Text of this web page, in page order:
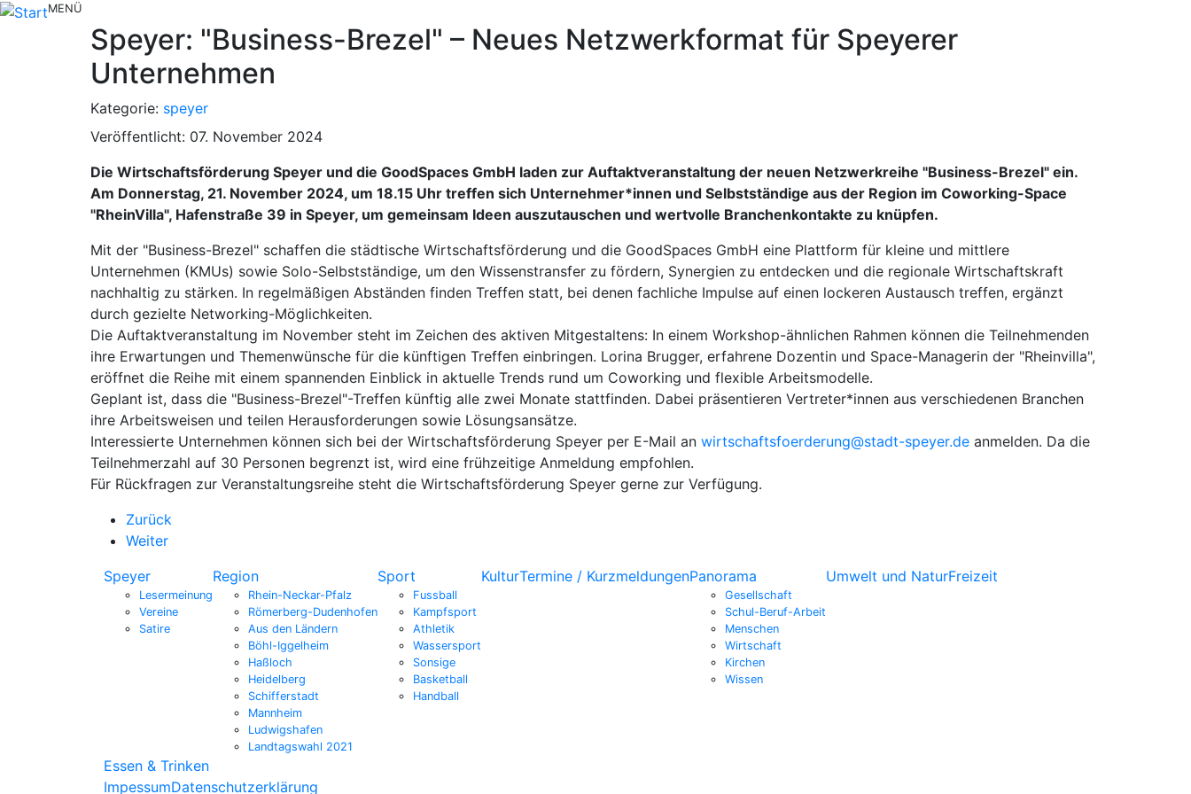
MENÜ
Speyer: "Business-Brezel" – Neues Netzwerkformat für Speyerer
Unternehmen
Kategorie: speyer
Veröffentlicht: 07. November 2024
Die Wirtschaftsförderung Speyer und die GoodSpaces GmbH laden zur Auftaktveranstaltung der neuen Netzwerkreihe "Business-Brezel" ein.
Am Donnerstag, 21. November 2024, um 18.15 Uhr treffen sich Unternehmer*innen und Selbstständige aus der Region im Coworking-Space
"RheinVilla", Hafenstraße 39 in Speyer, um gemeinsam Ideen auszutauschen und wertvolle Branchenkontakte zu knüpfen.
Mit der "Business-Brezel" schaffen die städtische Wirtschaftsförderung und die GoodSpaces GmbH eine Plattform für kleine und mittlere
Unternehmen (KMUs) sowie Solo-Selbstständige, um den Wissenstransfer zu fördern, Synergien zu entdecken und die regionale Wirtschaftskraft
nachhaltig zu stärken. In regelmäßigen Abständen finden Treffen statt, bei denen fachliche Impulse auf einen lockeren Austausch treffen, ergänzt
durch gezielte Networking-Möglichkeiten.
Die Auftaktveranstaltung im November steht im Zeichen des aktiven Mitgestaltens: In einem Workshop-ähnlichen Rahmen können die Teilnehmenden
ihre Erwartungen und Themenwünsche für die künftigen Treffen einbringen. Lorina Brugger, erfahrene Dozentin und Space-Managerin der "Rheinvilla",
eröffnet die Reihe mit einem spannenden Einblick in aktuelle Trends rund um Coworking und flexible Arbeitsmodelle.
Geplant ist, dass die "Business-Brezel"-Treffen künftig alle zwei Monate stattfinden. Dabei präsentieren Vertreter*innen aus verschiedenen Branchen
ihre Arbeitsweisen und teilen Herausforderungen sowie Lösungsansätze.
Interessierte Unternehmen können sich bei der Wirtschaftsförderung Speyer per E-Mail an wirtschaftsfoerderung@stadt-speyer.de anmelden. Da die
Teilnehmerzahl auf 30 Personen begrenzt ist, wird eine frühzeitige Anmeldung empfohlen.
Für Rückfragen zur Veranstaltungsreihe steht die Wirtschaftsförderung Speyer gerne zur Verfügung.
Zurück
Weiter
Speyer
Lesermeinung
Vereine
Satire
Region
Rhein-Neckar-Pfalz
Römerberg-Dudenhofen
Aus den Ländern
Böhl-Iggelheim
Haßloch
Heidelberg
Schifferstadt
Mannheim
Ludwigshafen
Landtagswahl 2021
Sport
Fussball
Kampfsport
Athletik
Wassersport
Sonsige
Basketball
Handball
KulturTermine / KurzmeldungenPanorama
Gesellschaft
Schul-Beruf-Arbeit
Menschen
Wirtschaft
Kirchen
Wissen
Umwelt und NaturFreizeit
Essen & Trinken
ImpessumDatenschutzerklärung